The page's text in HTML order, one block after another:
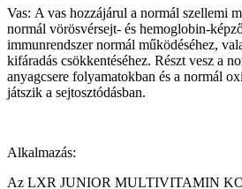
Vas: A vas hozzájárul a normál szellemi
normál vörösvérsejt- és hemoglobin-
immunrendszer normál működéséhez,
kifáradás csökkentéséhez. Részt vesz a
anyagcsere folyamatokban és a normál
játszik a sejtosztódásban.
Alkalmazás:
Az LXR JUNIOR MULTIVITAMIN